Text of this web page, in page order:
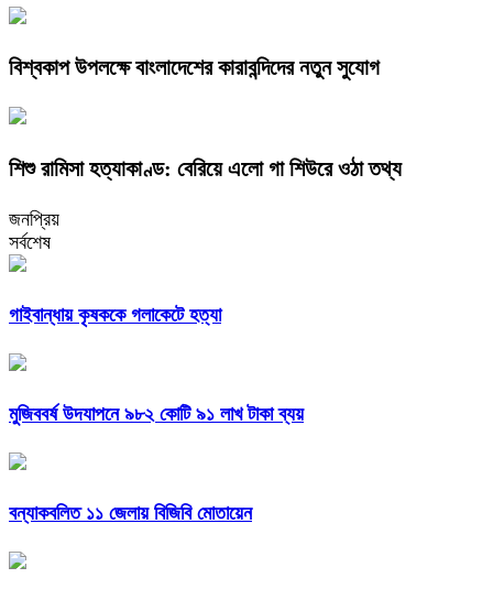
বিশ্বকাপ উপলক্ষে বাংলাদেশের কারাবন্দিদের নতুন সুযোগ
শিশু রামিসা হত্যাকাণ্ড: বেরিয়ে এলো গা শিউরে ওঠা তথ্য
জনপ্রিয়
সর্বশেষ
গাইবান্ধায় কৃষককে গলাকেটে হত্যা
মুজিববর্ষ উদযাপনে ৯৮২ কোটি ৯১ লাখ টাকা ব্যয়
বন্যাকবলিত ১১ জেলায় বিজিবি মোতায়েন